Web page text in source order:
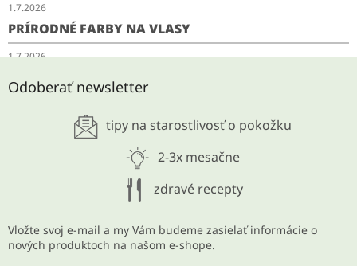
1.7.2026
PRÍRODNÉ FARBY NA VLASY
1.7.2026
SCHUDNITE ODKYSLENÍM
Odoberať newsletter
tipy na starostlivosť o pokožku
2-3x mesačne
zdravé recepty
Vložte svoj e-mail a my Vám budeme zasielať informácie o
nových produktoch na našom e-shope.